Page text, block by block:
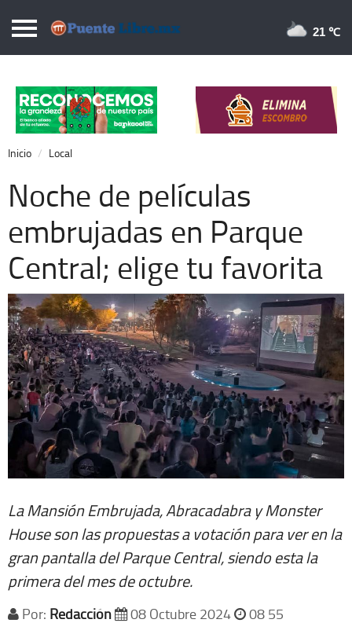
Puentelibre.mx
Local
Nacional
Opinión
Cronos
Economía
Espectáculos
Extra +
21 ℃
Inicio Local
Noche de películas
embrujadas en Parque
Central; elige tu favorita
La Mansión Embrujada, Abracadabra y Monster
House son las propuestas a votación para ver en la
gran pantalla del Parque Central, siendo esta la
primera del mes de octubre.
Por: Redacción 08 Octubre 2024 08 55